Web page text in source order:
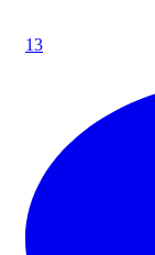
13